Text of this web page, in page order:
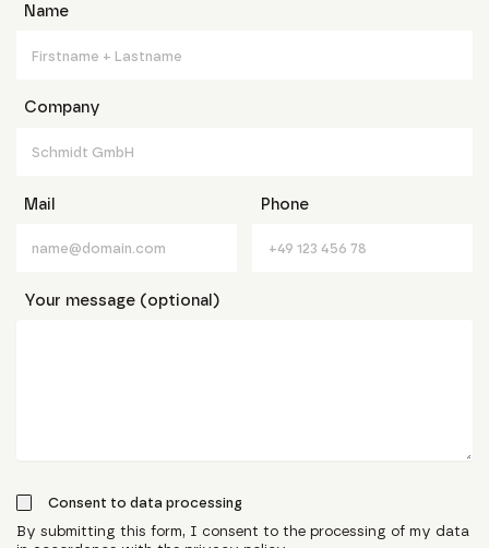
Name
Company
Mail Phone
Your message (optional)
Consent to data processing
By submitting this form, I consent to the processing of my data